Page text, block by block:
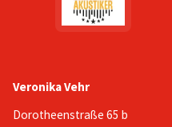
Veronika Vehr
Dorotheenstraße 65 b